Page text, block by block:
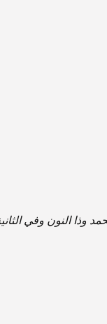
النون‌ وفي‌